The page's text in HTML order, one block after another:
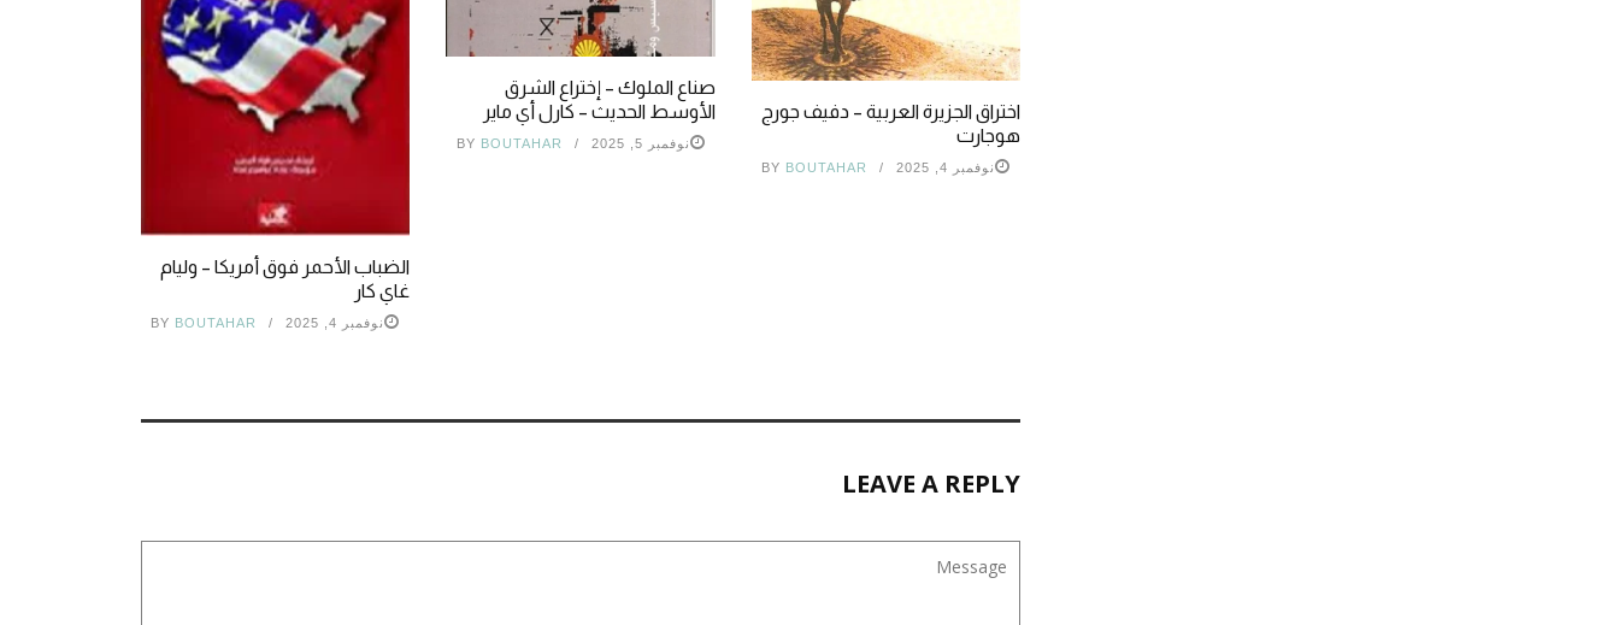
الضباب الأحمر فوق أمريكا – وليام
غاي كار
نوفمبر 4, 2025 BY BOUTAHAR
صناع الملوك – إختراع الشرق
الأوسط الحديث – كارل أي ماير
نوفمبر 5, 2025 BY BOUTAHAR
اختراق الجزيرة العربية – دفيف جورج
هوجارت
نوفمبر 4, 2025 BY BOUTAHAR
LEAVE A REPLY